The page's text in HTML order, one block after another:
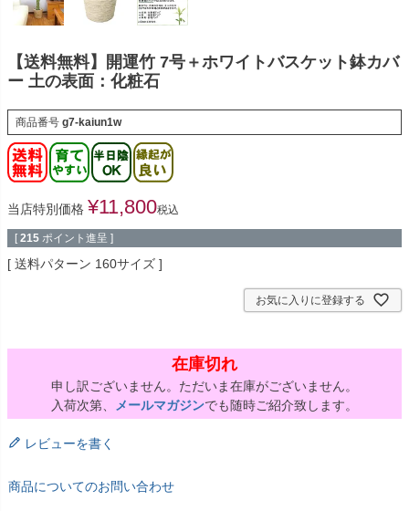
【送料無料】開運竹 7号＋ホワイトバスケット鉢カバ
ー 土の表面：化粧石
商品番号 g7-kaiun1w
当店特別価格 ¥11,800税込
[ 215 ポイント進呈 ]
送料パターン 160サイズ
お気に入りに登録する
在庫切れ
申し訳ございません。ただいま在庫がございません。
入荷次第、
メールマガジンでも随時ご紹介致します。
レビューを書く
商品についてのお問い合わせ